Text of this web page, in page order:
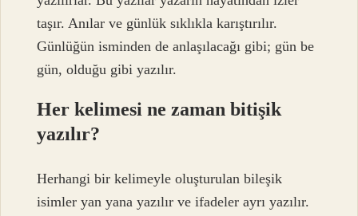
taşır. Anılar ve günlük sıklıkla karıştırılır.
Günlüğün isminden de anlaşılacağı gibi; gün be
gün, olduğu gibi yazılır.
Her kelimesi ne zaman bitişik
yazılır?
Herhangi bir kelimeyle oluşturulan bileşik
isimler yan yana yazılır ve ifadeler ayrı yazılır.